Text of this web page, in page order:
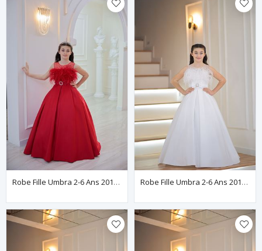
Robe Fille Umbra 2-6 Ans 20143 Rouge Robe Fille Umbra 2-6 Ans 20143 Blanc Cassé